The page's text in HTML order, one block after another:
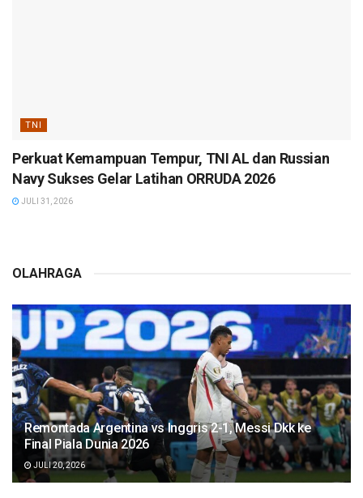
TNI
Perkuat Kemampuan Tempur, TNI AL dan Russian
Navy Sukses Gelar Latihan ORRUDA 2026
JULI 31, 2026
OLAHRAGA
Remontada Argentina vs Inggris 2-1, Messi Dkk ke
Final Piala Dunia 2026
JULI 20, 2026